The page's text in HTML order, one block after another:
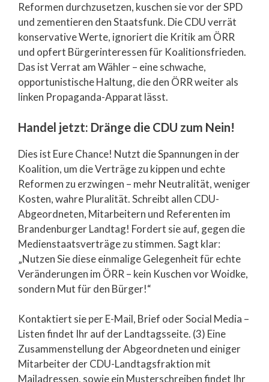
Reformen durchzusetzen, kuschen sie vor der SPD
und zementieren den Staatsfunk. Die CDU verrät
konservative Werte, ignoriert die Kritik am ÖRR
und opfert Bürgerinteressen für Koalitionsfrieden.
Das ist Verrat am Wähler – eine schwache,
opportunistische Haltung, die den ÖRR weiter als
linken Propaganda-Apparat lässt.
Handel jetzt: Dränge die CDU zum Nein!
Dies ist Eure Chance! Nutzt die Spannungen in der
Koalition, um die Verträge zu kippen und echte
Reformen zu erzwingen – mehr Neutralität, weniger
Kosten, wahre Pluralität. Schreibt allen CDU-
Abgeordneten, Mitarbeitern und Referenten im
Brandenburger Landtag! Fordert sie auf, gegen die
Medienstaatsverträge zu stimmen. Sagt klar:
„Nutzen Sie diese einmalige Gelegenheit für echte
Veränderungen im ÖRR – kein Kuschen vor Woidke,
sondern Mut für den Bürger!“
Kontaktiert sie per E-Mail, Brief oder Social Media –
Listen findet Ihr auf der Landtagsseite. (3) Eine
Zusammenstellung der Abgeordneten und einiger
Mitarbeiter der CDU-Landtagsfraktion mit
Mailadressen, sowie ein Musterschreiben findet Ihr